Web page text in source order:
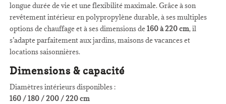
longue durée de vie et une flexibilité maximale. Grâce à son
revêtement intérieur en polypropylène durable, à ses multiples
options de chauffage et à ses dimensions de160 à 220 cm, il
s’adapte parfaitement aux jardins, maisons de vacances et
locations saisonnières.
Dimensions & capacité
Diamètres intérieurs disponibles :
160 / 180 / 200 / 220 cm